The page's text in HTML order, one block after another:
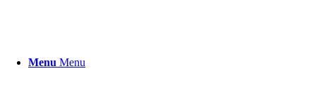
Menu Menu